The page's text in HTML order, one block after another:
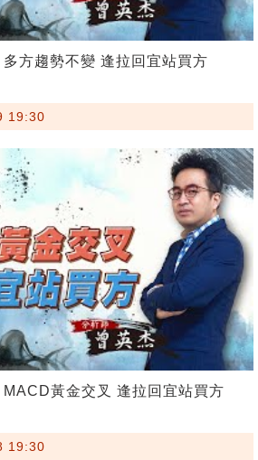
方趨勢不變 逢拉回宜站買方
19:30
黃金交叉 逢拉回宜站買方
19:30